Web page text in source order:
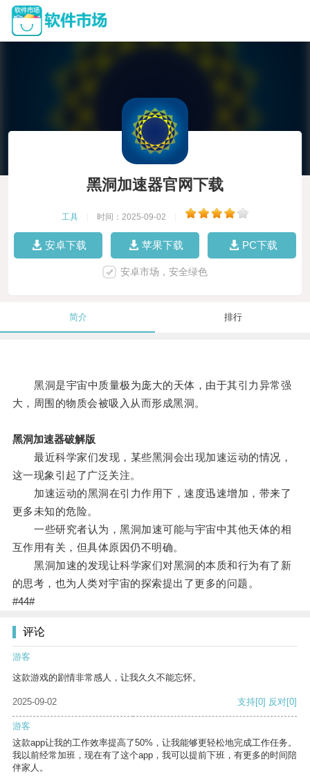
黑洞加速器官网下载
工具 时间：2025-09-02
安卓下载 苹果下载 PC下载
安卓市场，安全绿色
简介 排行
黑洞是宇宙中质量极为庞大的天体，由于其引力异常强
大，周围的物质会被吸入从而形成黑洞。
黑洞加速器破解版
最近科学家们发现，某些黑洞会出现加速运动的情况，
这一现象引起了广泛关注。
加速运动的黑洞在引力作用下，速度迅速增加，带来了
更多未知的危险。
一些研究者认为，黑洞加速可能与宇宙中其他天体的相
互作用有关，但具体原因仍不明确。
黑洞加速的发现让科学家们对黑洞的本质和行为有了新
的思考，也为人类对宇宙的探索提出了更多的问题。
#44#
评论
游客
这款游戏的剧情非常感人，让我久久不能忘怀。
2025-09-02 支持[0] 反对[0]
游客
这款app让我的工作效率提高了50%，让我能够更轻松地完成工作任务。
我以前经常加班，现在有了这个app，我可以提前下班，有更多的时间陪
伴家人。